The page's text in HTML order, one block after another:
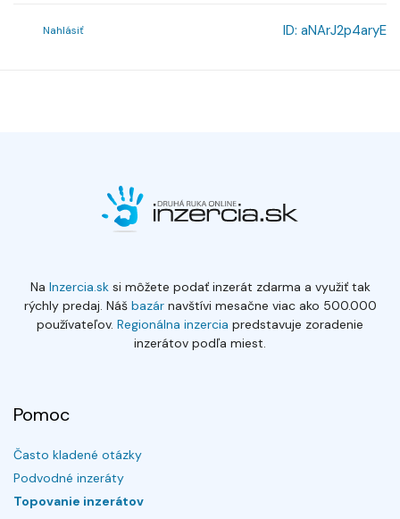
Nahlásiť ID: aNArJ2p4aryE
Na Inzercia.sksi môžete podať inzerát zdarma a využiť tak
rýchly predaj. Náš bazárnavštívi mesačne viac ako 500.000
používateľov. Regionálna inzercia predstavuje zoradenie
inzerátov podľa miest.
Pomoc
Často kladené otázky
Podvodné inzeráty
Topovanie inzerátov